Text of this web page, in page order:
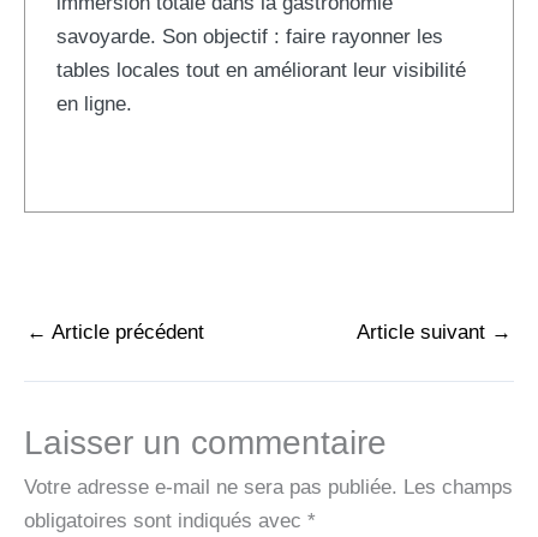
savoyarde. Son objectif : faire rayonner les
tables locales tout en améliorant leur visibilité
en ligne.
← Article précédent Article suivant →
Laisser un commentaire
Votre adresse e-mail ne sera pas publiée. Les champs
obligatoires sont indiqués avec *